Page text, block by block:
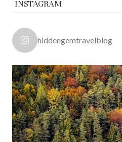
INSTAGRAM
hiddengemtravelblog